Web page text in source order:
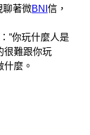
聊著微BNI 信，
”你玩什麼人是
的很難跟你玩
麼。